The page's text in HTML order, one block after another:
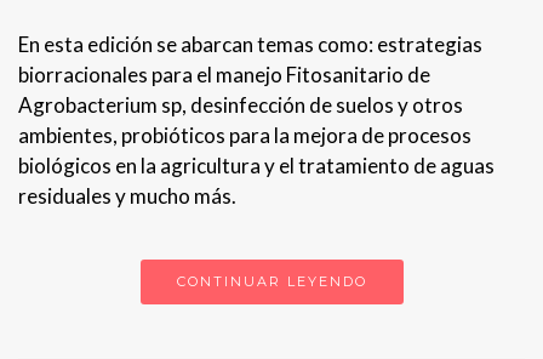
En esta edición se abarcan temas como: estrategias
biorracionales para el manejo Fitosanitario de
Agrobacterium sp, desinfección de suelos y otros
ambientes, probióticos para la mejora de procesos
biológicos en la agricultura y el tratamiento de aguas
residuales y mucho más.
CONTINUAR LEYENDO